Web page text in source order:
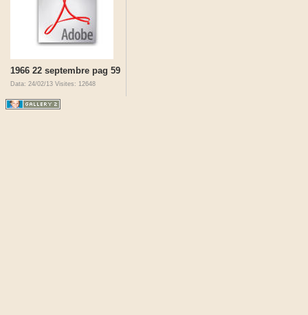
1966 22 septembre pag 59
Data: 24/02/13 Visites: 12648